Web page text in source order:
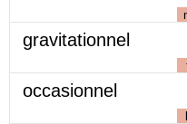
gravitationnel
occasionnel